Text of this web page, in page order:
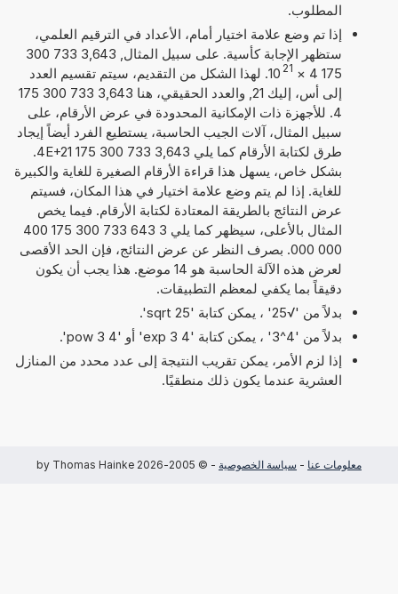
المطلوب.
إذا تم وضع علامة اختيار أمام، الأعداد في الترقيم العلمي،
ستظهر الإجابة كأسية. على سبيل المثال, 3,643 733 300
175 4
×
10 21
. لهذا الشكل من التقديم، سيتم تقسيم العدد
إلى أس، إليك 21, والعدد الحقيقي، هنا 3,643 733 300 175
4. للأجهزة ذات الإمكانية المحدودة في عرض الأرقام، على
سبيل المثال، آلات الجيب الحاسبة، يستطيع الفرد أيضاً إيجاد
طرق لكتابة الأرقام كما يلي 3,643 733 300 175 4E+21.
بشكل خاص، يسهل هذا قراءة الأرقام الصغيرة للغاية والكبيرة
للغاية. إذا لم يتم وضع علامة اختيار في هذا المكان، فسيتم
عرض النتائج بالطريقة المعتادة لكتابة الأرقام. فيما يخص
المثال بالأعلى، سيظهر كما يلي 3 643 733 300 175 400
000 000. بصرف النظر عن عرض النتائج، فإن الحد الأقصى
لعرض هذه الآلة الحاسبة هو 14 موضع. هذا يجب أن يكون
دقيقاً بما يكفي لمعظم التطبيقات.
بدلاً من '√25' ، يمكن كتابة 'sqrt 25'.
بدلاً من '4^3' ، يمكن كتابة '4 exp 3' أو '4 pow 3'.
إذا لزم الأمر، يمكن تقريب النتيجة إلى عدد محدد من المنازل
العشرية عندما يكون ذلك منطقيًا.
معلومات عنا - سياسة الخصوصية - © 2005-2026 by Thomas Hainke